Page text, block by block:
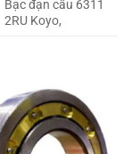
Bạc đạn cầu 6311
2RU Koyo,